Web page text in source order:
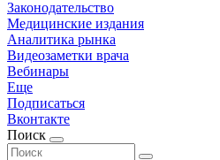
Законодательство
Медицинские издания
Аналитика рынка
Видеозаметки врача
Вебинары
Еще
Подписаться
Вконтакте
Поиск